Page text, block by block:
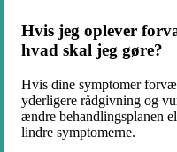
Hvis jeg oplever
hvad skal jeg gøre?
Hvis dine symptomer
yderligere rådgivning og
ændre behandlingsplanen
lindre symptomerne.